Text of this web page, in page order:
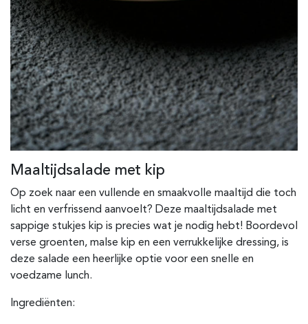
Maaltijdsalade met kip
Op zoek naar een vullende en smaakvolle maaltijd die toch
licht en verfrissend aanvoelt? Deze maaltijdsalade met
sappige stukjes kip is precies wat je nodig hebt! Boordevol
verse groenten, malse kip en een verrukkelijke dressing, is
deze salade een heerlijke optie voor een snelle en
voedzame lunch.
Ingrediënten: